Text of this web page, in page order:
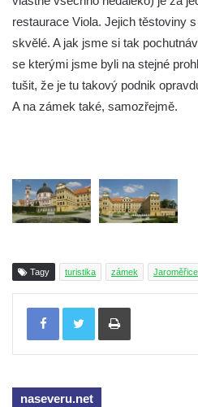
restaurace Viola. Jejich těstoviny
skvělé. A jak jsme si tak
se kterými jsme byli na stejné
tušit, že je tu takový podnik
A na zámek také, samozřejmě.
Tagy turistika zámek Jaroměřice
Tisknout
naseveru.net